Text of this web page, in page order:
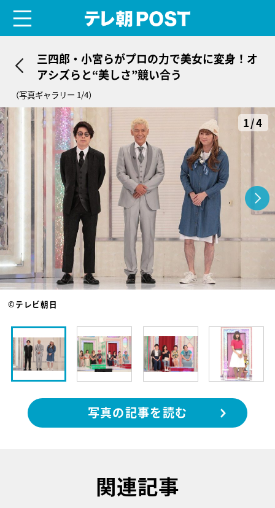
三四郎・小宮らがプロの力で美女に変身！オ
アシズらと“美しさ”競い合う
（写真ギャラリー 1/4）
1/4
©テレビ朝日
写真の記事を読む
関連記事